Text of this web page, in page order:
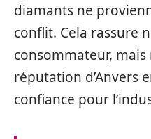
diamants ne
conflit. Cela rassure
consommateur,
réputation d’Anvers
confiance pour